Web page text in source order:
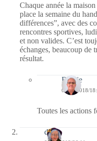
Chaque année la
place la semaine du
différences”, avec des
rencontres sportives,
et non valides. C’est
échanges, beaucoup de
résultat.
Bernie
06/06/2018/
Toutes les actions
dom